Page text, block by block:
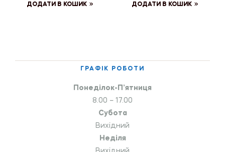
ДОДАТИ В КОШИК ДОДАТИ В КОШИК
ГРАФІК РОБОТИ
Понеділок-П’ятниця
8.00 – 17.00
Субота
Вихідний
Неділя